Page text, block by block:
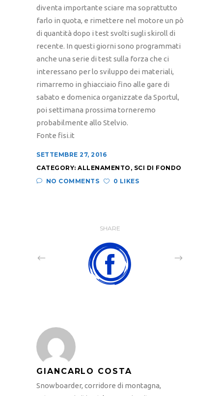
diventa importante sciare ma soprattutto
farlo in quota, e rimettere nel motore un pò
di quantità dopo i test svolti sugli skiroll di
recente. In questi giorni sono programmati
anche una serie di test sulla forza che ci
interessano per lo sviluppo dei materiali,
rimarremo in ghiacciaio fino alle gare di
sabato e domenica organizzate da Sportul,
poi settimana prossima torneremo
probabilmente allo Stelvio.
Fonte fisi.it
SETTEMBRE 27, 2016
CATEGORY: ALLENAMENTO , SCI DI FONDO
NO COMMENTS
0 LIKES
SHARE
GIANCARLO COSTA
Snowboarder, corridore di montagna,